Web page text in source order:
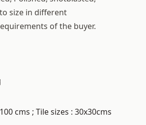
size in different
of the buyer.
cms ; Tile sizes : 30x30cms